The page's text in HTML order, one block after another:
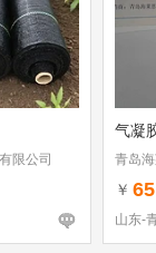
限公司
气凝
青岛
￥
山东-